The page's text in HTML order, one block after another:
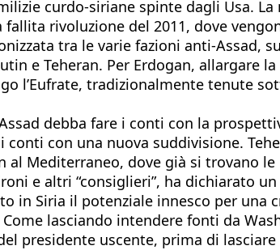
curdo-siriane spinte dagli Usa.
rivoluzione del 2011, dove
tra le varie fazioni anti-Assad,
e Teheran. Per Erdogan, allargare
l’Eufrate, tradizionalmente tenute
debba fare i conti con la
con una nuova suddivisione.
Mediterraneo, dove già si trovano
e altri “consiglieri”, ha dichiarato
in Siria il potenziale innesco per una
lasciando intendere fonti da
presidente uscente, prima di